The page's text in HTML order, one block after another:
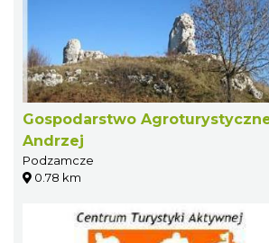
Gospodarstwo
Andrzej
Podzamcze
0.78 km